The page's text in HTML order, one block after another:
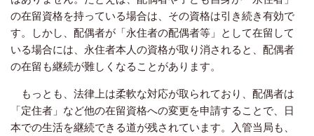
の在留資格を持っている場合は、その資格は引き続き有効で
す。しかし、配偶者が「永住者の配偶者等」として在留して
いる場合には、永住者本人の資格が取り消されると、配偶者
の在留も継続が難しくなることがあります。
もっとも、法律上は柔軟な対応が取られており、配偶者は
「定住者」など他の在留資格への変更を申請することで、日
本での生活を継続できる道が残されています。入管当局も、